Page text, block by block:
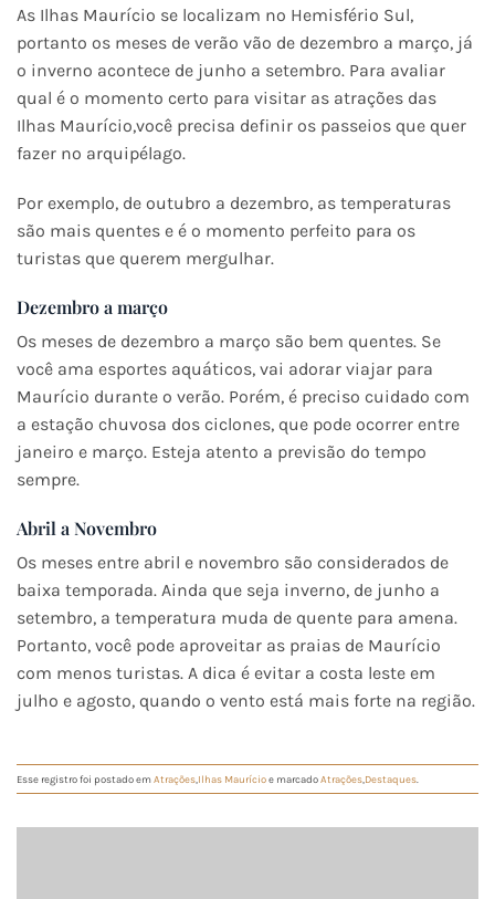
As Ilhas Maurício se localizam no Hemisfério Sul,
portanto os meses de verão vão de dezembro a março, já
o inverno acontece de junho a setembro. Para avaliar
qual é o momento certo para visitar as atrações das
Ilhas Maurício,você precisa definir os passeios que quer
fazer no arquipélago.
Por exemplo, de outubro a dezembro, as temperaturas
são mais quentes e é o momento perfeito para os
turistas que querem mergulhar.
Dezembro a março
Os meses de dezembro a março são bem quentes. Se
você ama esportes aquáticos, vai adorar viajar para
Maurício durante o verão. Porém, é preciso cuidado com
a estação chuvosa dos ciclones, que pode ocorrer entre
janeiro e março. Esteja atento a previsão do tempo
sempre.
Abril a Novembro
Os meses entre abril e novembro são considerados de
baixa temporada. Ainda que seja inverno, de junho a
setembro, a temperatura muda de quente para amena.
Portanto, você pode aproveitar as praias de Maurício
com menos turistas. A dica é evitar a costa leste em
julho e agosto, quando o vento está mais forte na região.
Esse registro foi postado emAtrações Ilhas Maurícioe marcadoAtrações Destaques